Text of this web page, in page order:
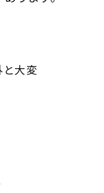
と大変